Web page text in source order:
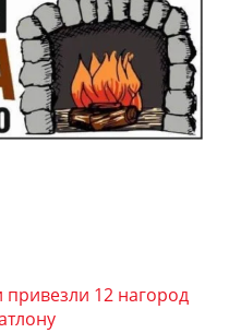
12 нагород